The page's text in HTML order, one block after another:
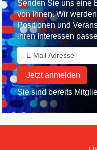
Senden Sie uns eine
von Ihnen. Wir
Positionen und
ihren Interessen
Sie sind bereits